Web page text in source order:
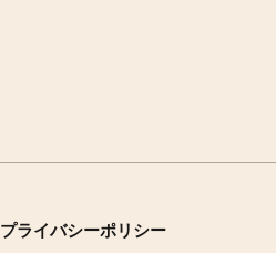
プライバシーポリシー